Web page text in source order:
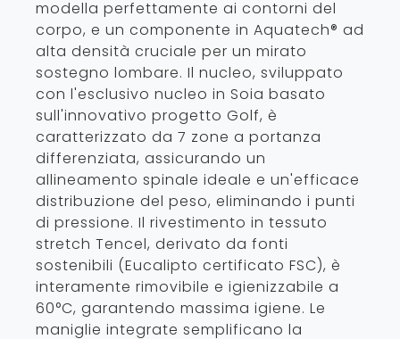
modella perfettamente ai contorni del
corpo, e un componente in Aquatech® ad
alta densità cruciale per un mirato
sostegno lombare. Il nucleo, sviluppato
con l'esclusivo nucleo in Soia basato
sull'innovativo progetto Golf, è
caratterizzato da 7 zone a portanza
differenziata, assicurando un
allineamento spinale ideale e un'efficace
distribuzione del peso, eliminando i punti
di pressione. Il rivestimento in tessuto
stretch Tencel, derivato da fonti
sostenibili (Eucalipto certificato FSC), è
interamente rimovibile e igienizzabile a
60°C, garantendo massima igiene. Le
maniglie integrate semplificano la